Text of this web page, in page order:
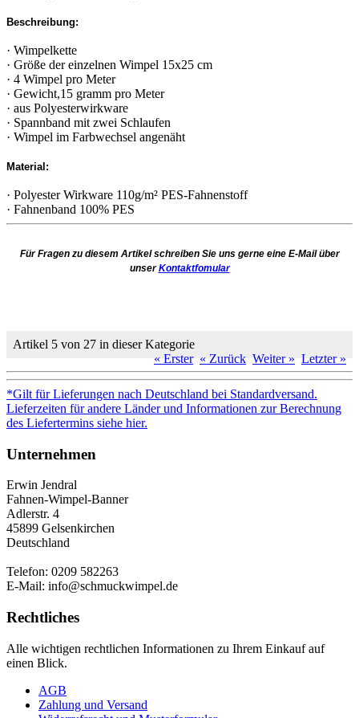
Beschreibung:
· Wimpelkette
· Größe der einzelnen Wimpel 15x25 cm
· 4 Wimpel pro Meter
· Gewicht,15 gramm pro Meter
· aus Polyesterwirkware
· Spannband mit zwei Schlaufen
· Wimpel im Farbwechsel angenäht
Material:
· Polyester Wirkware 110g/m² PES-Fahnenstoff
· Fahnenband 100% PES
Für Fragen zu diesem Artikel schreiben Sie uns gerne eine E-Mail über
unserKontaktfomular
Artikel 5 von 27 in dieser Kategorie
« Erster « Zurück Weiter » Letzter »
*Gilt für Lieferungen nach Deutschland bei Standardversand.
Lieferzeiten für andere Länder und Informationen zur Berechnung
des Liefertermins siehe hier.
Unternehmen
Erwin Jendral
Fahnen-Wimpel-Banner
Adlerstr. 4
45899 Gelsenkirchen
Deutschland
Telefon: 0209 582263
E-Mail: info@schmuckwimpel.de
Rechtliches
Alle wichtigen rechtlichen Informationen zu Ihrem Einkauf auf
einen Blick.
AGB
Zahlung und Versand